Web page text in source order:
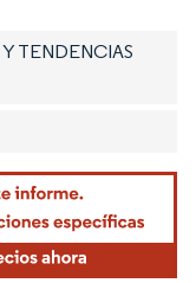
TENDENCIAS